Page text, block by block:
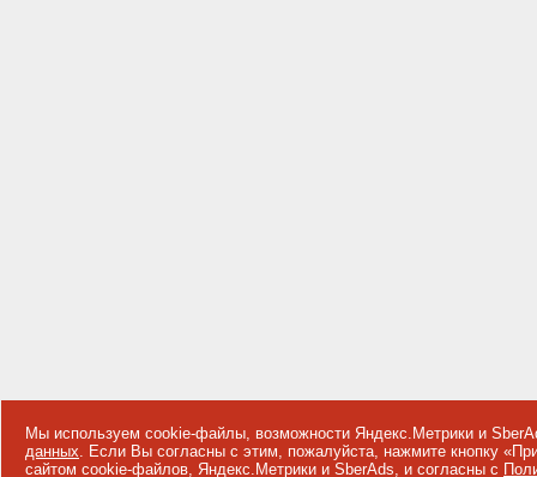
Мы используем cookie-файлы, возможности Яндекс.Метрики и
данных. Если Вы согласны с этим, пожалуйста, нажмите кнопку
сайтом cookie-файлов, Яндекс.Метрики и SberAds, и согласны с